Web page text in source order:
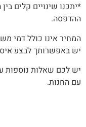
*יתכנו שינויים קלים
ההדפסה.
המחיר אינו כולל דמי
יש באפשרותך לבצע
יש לכם שאלות נוספות
עם החנות.